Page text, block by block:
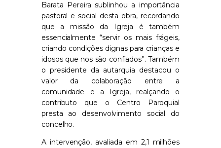
Barata Pereira sublinhou a importância
pastoral e social desta obra, recordando
que a missão da Igreja é também
essencialmente “servir os mais frágeis,
criando condições dignas para crianças e
idosos que nos são confiados”. Também
o presidente da autarquia destacou o
valor da colaboração entre a
comunidade e a Igreja, realçando o
contributo que o Centro Paroquial
presta ao desenvolvimento social do
concelho.
A intervenção, avaliada em 2,1 milhões